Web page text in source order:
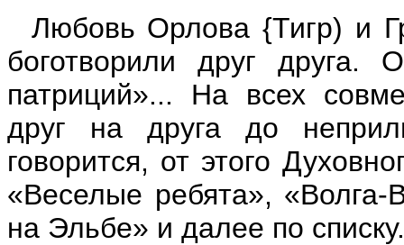
Любовь Орлова {Тигр) и
боготворили друг
патриций»... На всех
друг на друга до
говорится, от этого
«Веселые ребята», «Волга-
на Эльбе» и далее по